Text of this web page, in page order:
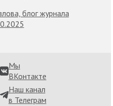
блог журнала
Мы
ВКонтакте
Наш канал
в Телеграм